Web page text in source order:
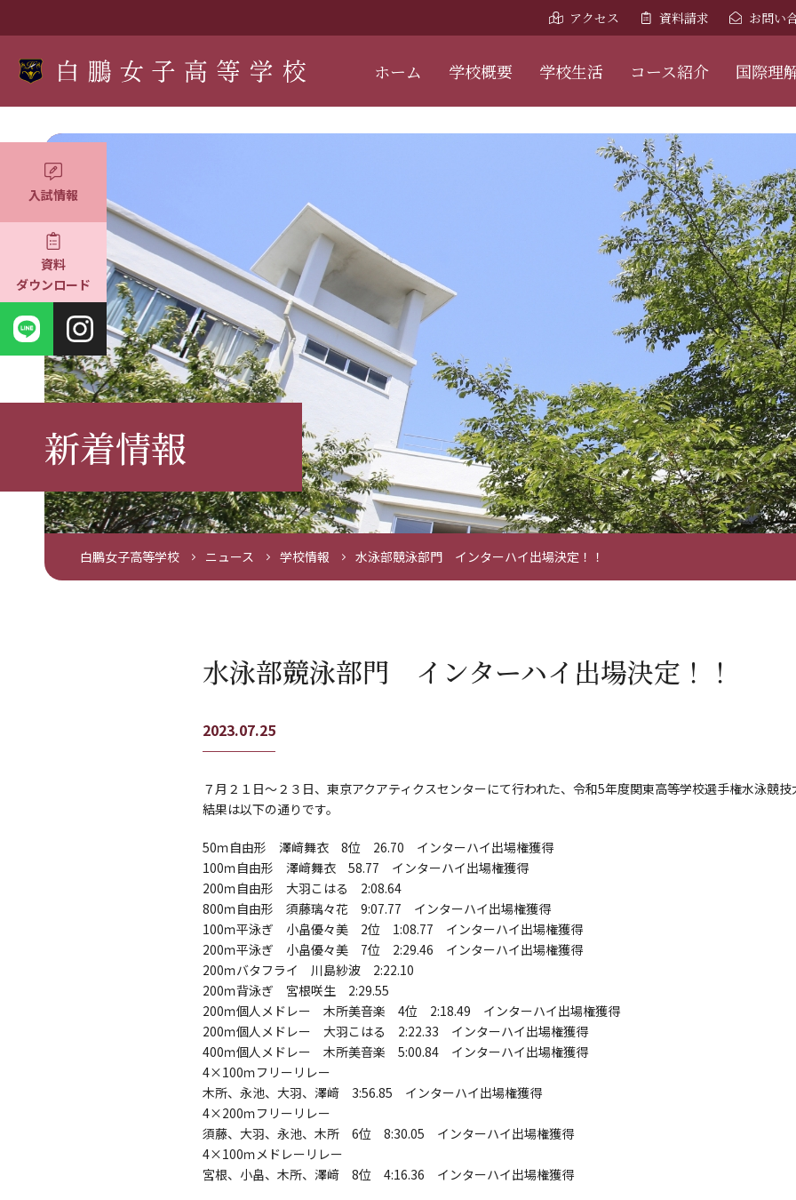
入試情報
資料
ダウンロード
アクセス 資料請求 お問い
ホーム 学校概要 学校生活 コース紹介 国際理
新着情報
白鵬女子高等学校 ニュース 学校情報 水泳部競泳部門 インターハイ出場決定！！
水泳部競泳部門 インターハイ出場決定！！
2023.07.25
７月２１日～２３日、東京アクアティクスセンターにて行われた、令和5年度関東高等学校選手権水泳競技
結果は以下の通りです。
50ｍ自由形 澤﨑舞衣 8位 26.70 インターハイ出場権獲得
100ｍ自由形 澤﨑舞衣 58.77 インターハイ出場権獲得
200ｍ自由形 大羽こはる 2:08.64
800ｍ自由形 須藤璃々花 9:07.77 インターハイ出場権獲得
100ｍ平泳ぎ 小畠優々美 2位 1:08.77 インターハイ出場権獲得
200ｍ平泳ぎ 小畠優々美 7位 2:29.46 インターハイ出場権獲得
200ｍバタフライ 川島紗波 2:22.10
200ｍ背泳ぎ 宮根咲生 2:29.55
200ｍ個人メドレー 木所美音楽 4位 2:18.49 インターハイ出場権獲得
200ｍ個人メドレー 大羽こはる 2:22.33 インターハイ出場権獲得
400ｍ個人メドレー 木所美音楽 5:00.84 インターハイ出場権獲得
4×100ｍフリーリレー
木所、永池、大羽、澤﨑 3:56.85 インターハイ出場権獲得
4×200ｍフリーリレー
須藤、大羽、永池、木所 6位 8:30.05 インターハイ出場権獲得
4×100ｍメドレーリレー
宮根、小畠、木所、澤﨑 8位 4:16.36 インターハイ出場権獲得